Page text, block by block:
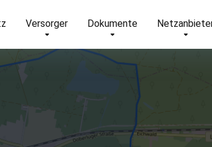
Versorger Dokumente